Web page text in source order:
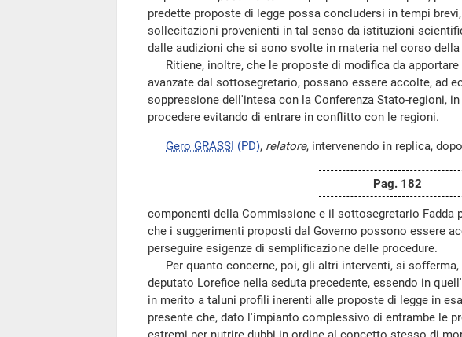
predette proposte di legge possa concludersi in tempi
sollecitazioni provenienti in tal senso da istituzioni
dalle audizioni che si sono svolte in materia nel corso
Ritiene, inoltre, che le proposte di modifica da
avanzate dal sottosegretario, possano essere accolte, ad
soppressione dell'intesa con la Conferenza Stato-regioni,
procedere evitando di entrare in conflitto con le regioni.
Gero GRASSI (PD), relatore, intervenendo in replica,
Pag. 182
componenti della Commissione e il sottosegretario Fadda
che i suggerimenti proposti dal Governo possono essere
perseguire esigenze di semplificazione delle procedure.
Per quanto concerne, poi, gli altri interventi, si
deputato Lorefice nella seduta precedente, essendo in
in merito a taluni profili inerenti alle proposte di legge in
presente che, dato l'impianto complessivo di entrambe le